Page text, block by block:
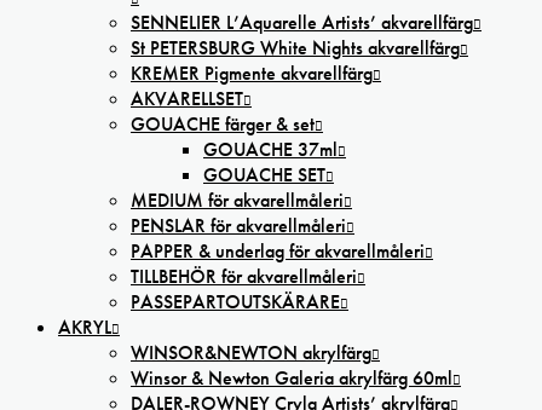
SENNELIER L’Aquarelle Artists’ akvarellfärg
St PETERSBURG White Nights akvarellfärg
KREMER Pigmente akvarellfärg
AKVARELLSET
GOUACHE färger & set
GOUACHE 37ml
GOUACHE SET
MEDIUM för akvarellmåleri
PENSLAR för akvarellmåleri
PAPPER & underlag för akvarellmåleri
TILLBEHÖR för akvarellmåleri
PASSEPARTOUTSKÄRARE
AKRYL
WINSOR&NEWTON akrylfärg
Winsor & Newton Galeria akrylfärg 60ml
DALER-ROWNEY Cryla Artists’ akrylfärg